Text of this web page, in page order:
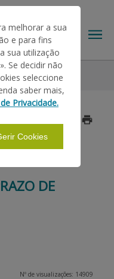
DE
Nº de visualizações: 14909
melhorar a sua
e para fins
sua utilização
Se decidir não
seleccione
saber mais,
Privacidade.
Cookies